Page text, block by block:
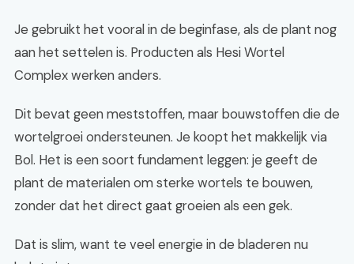
Je gebruikt het vooral in de beginfase, als de plant nog
aan het settelen is. Producten als Hesi Wortel
Complex werken anders.
Dit bevat geen meststoffen, maar bouwstoffen die de
wortelgroei ondersteunen. Je koopt het makkelijk via
Bol. Het is een soort fundament leggen: je geeft de
plant de materialen om sterke wortels te bouwen,
zonder dat het direct gaat groeien als een gek.
Dat is slim, want te veel energie in de bladeren nu